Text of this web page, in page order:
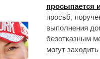
просыпается
просьб,
выполнения
безотказным
могут